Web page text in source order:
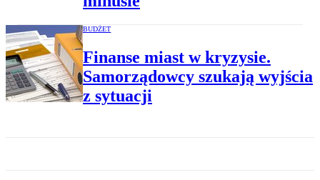
BUDŻET
Finanse miast w kryzysie.
Samorządowcy szukają wyjścia
z sytuacji